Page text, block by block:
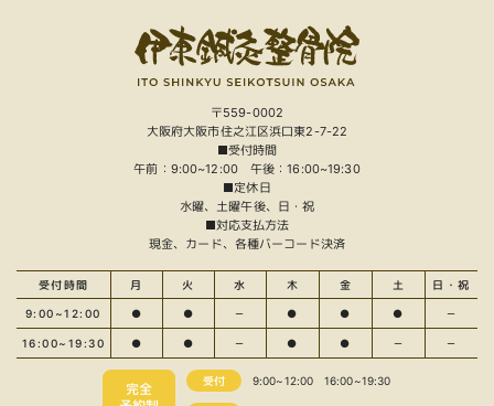
〒559-0002
大阪府大阪市住之江区浜口東2-7-22
■受付時間
午前：9:00~12:00 午後：16:00~19:30
■定休日
水曜、土曜午後、日・祝
■対応支払方法
現金、カード、各種バーコード決済
受付時間 月 火 水 木 金 土 日・祝
9:00~12:00 ● ● － ● ● ● －
16:00~19:30 ● ● － ● ● － －
完全 受付 9:00~12:00 16:00~19:30